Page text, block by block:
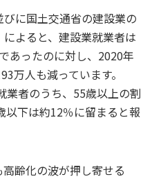
に国土交通省の建設業の
よると、建設業就業者は
あったのに対し、2020年
万人も減っています。
業者のうち、55歳以上の割
以下は約12％に留まると報
齢化の波が押し寄せる